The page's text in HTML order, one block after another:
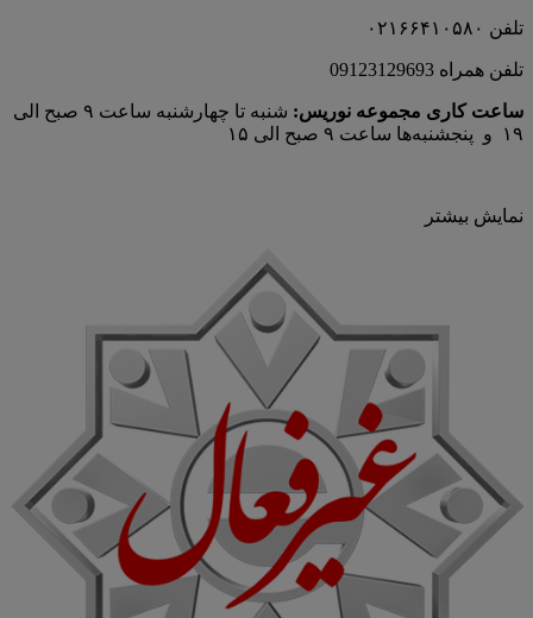
تلفن ۰۲۱۶۶۴۱۰۵۸۰
تلفن همراه 09123129693
ساعت کاری مجموعه نوریس:
شنبه تا چهارشنبه ساعت ۹ صبح الی
۱۹ و پنجشنبه‌ها ساعت ۹ صبح الی ۱۵
نمایش بیشتر